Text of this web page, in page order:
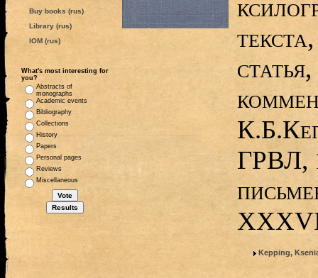
Buy books (rus)
Library (rus)
IOM (rus)
What's most interesting for
you?
Abstracts of
monographs
Academic events
Bibliography
Collections
History
Papers
Personal pages
Reviews
Miscellaneous
ГРВЛ,
Kepping,